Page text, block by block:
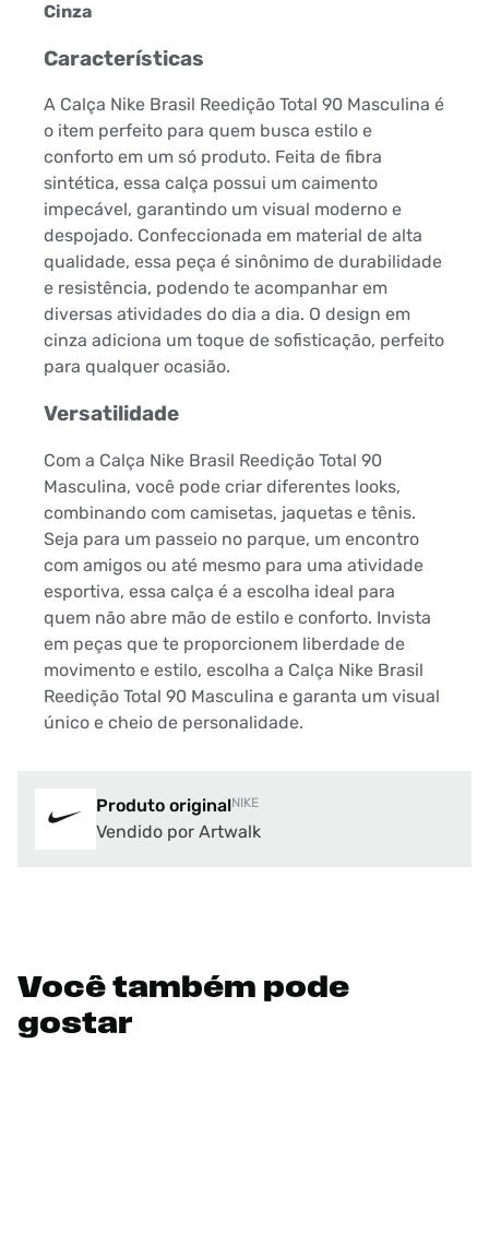
Cinza
Características
A Calça Nike Brasil Reedição Total 90 Masculina é
o item perfeito para quem busca estilo e
conforto em um só produto. Feita de fibra
sintética, essa calça possui um caimento
impecável, garantindo um visual moderno e
despojado. Confeccionada em material de alta
qualidade, essa peça é sinônimo de durabilidade
e resistência, podendo te acompanhar em
diversas atividades do dia a dia. O design em
cinza adiciona um toque de sofisticação, perfeito
para qualquer ocasião.
Versatilidade
Com a Calça Nike Brasil Reedição Total 90
Masculina, você pode criar diferentes looks,
combinando com camisetas, jaquetas e tênis.
Seja para um passeio no parque, um encontro
com amigos ou até mesmo para uma atividade
esportiva, essa calça é a escolha ideal para
quem não abre mão de estilo e conforto. Invista
em peças que te proporcionem liberdade de
movimento e estilo, escolha a Calça Nike Brasil
Reedição Total 90 Masculina e garanta um visual
único e cheio de personalidade.
Produto originalNIKE
Vendido por Artwalk
Você também pode
gostar